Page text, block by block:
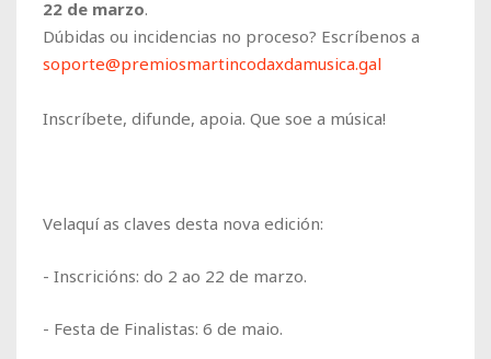
22 de marzo.
Dúbidas ou incidencias no proceso? Escríbenos a
soporte@premiosmartincodaxdamusica.gal
Inscríbete, difunde, apoia. Que soe a música!
Velaquí as claves desta nova edición:
- Inscricións: do 2 ao 22 de marzo.
- Festa de Finalistas: 6 de maio.